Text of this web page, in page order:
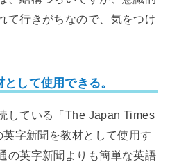
て行きがちなので、気をつけ
して使用できる。
している「The Japan Times
字新聞を教材として使用す
の英字新聞よりも簡単な英語